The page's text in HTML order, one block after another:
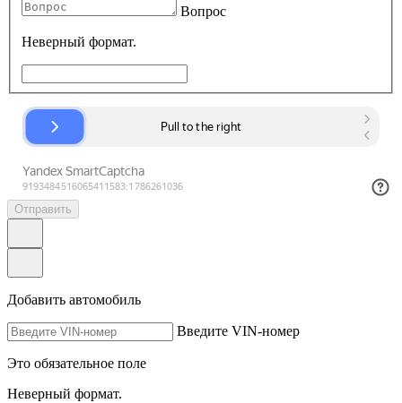
Вопрос
Неверный формат.
Отправить
Добавить автомобиль
Введите VIN-номер
Это обязательное поле
Неверный формат.